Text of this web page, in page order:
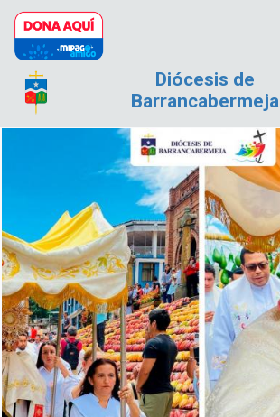
Pasar al contenido principal
Diócesis de
Barrancabermeja